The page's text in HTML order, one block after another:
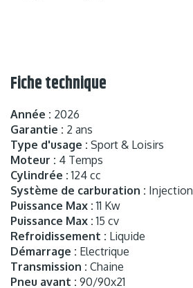
Fiche technique
Année : 2026
Garantie : 2 ans
Type d'usage : Sport & Loisirs
Moteur : 4 Temps
Cylindrée : 124 cc
Système de carburation : Injection
Puissance Max : 11 Kw
Puissance Max : 15 cv
Refroidissement : Liquide
Démarrage : Electrique
Transmission : Chaine
Pneu avant : 90/90x21